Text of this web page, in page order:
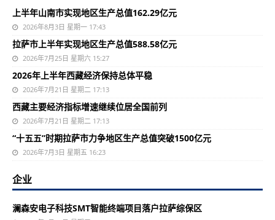
上半年山南市实现地区生产总值162.29亿元
2026年8月3日 星期一 17:43
拉萨市上半年实现地区生产总值588.58亿元
2026年7月25日 星期六 15:27
2026年上半年西藏经济保持总体平稳
2026年7月21日 星期二 17:13
西藏主要经济指标增速继续位居全国前列
2026年7月21日 星期二 17:13
“十五五”时期拉萨市力争地区生产总值突破1500亿元
2026年7月3日 星期五 16:23
企业
澜森安电子科技SMT智能终端项目落户拉萨综保区